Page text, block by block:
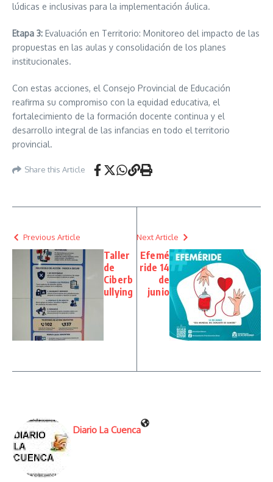
lúdicas e inclusivas para la implementación áulica.
Etapa 3: Evaluación en Territorio: Monitoreo del impacto de las
propuestas en las aulas y consolidación de los planes
institucionales.
Con estas acciones, el Consejo Provincial de Educación
reafirma su compromiso con la equidad educativa, el
fortalecimiento de la formación docente continua y el
desarrollo integral de las infancias en todo el territorio
provincial.
Share this Article
Previous Article
Taller
de
Ciberb
ullying
Next Article
Efemé
ride 14
de
junio
Diario La Cuenca